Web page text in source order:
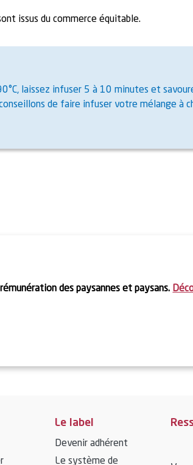
issus du commerce équitable.
laissez infuser 5 à 10 minutes et
de faire infuser votre mélange à
des paysannes et paysans.
Le label
Devenir adhérent
Le système de